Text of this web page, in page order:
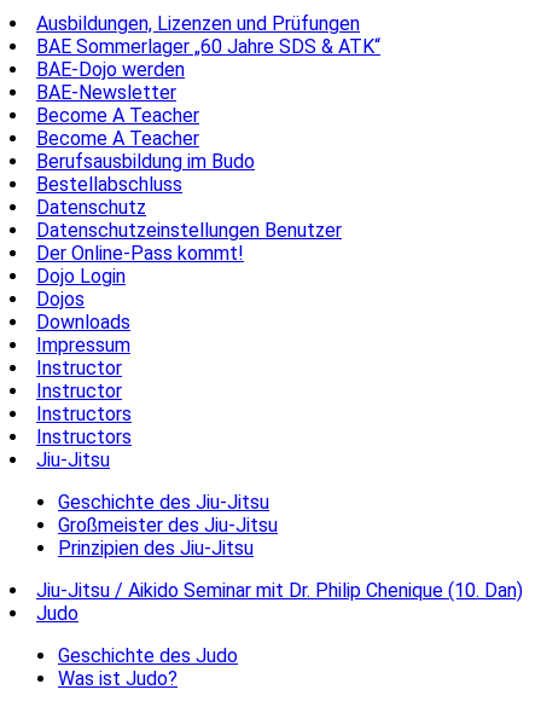
Ausbildungen, Lizenzen und Prüfungen
BAE Sommerlager „60 Jahre SDS & ATK“
BAE-Dojo werden
BAE-Newsletter
Become A Teacher
Become A Teacher
Berufsausbildung im Budo
Bestellabschluss
Datenschutz
Datenschutzeinstellungen Benutzer
Der Online-Pass kommt!
Dojo Login
Dojos
Downloads
Impressum
Instructor
Instructor
Instructors
Instructors
Jiu-Jitsu
Geschichte des Jiu-Jitsu
Großmeister des Jiu-Jitsu
Prinzipien des Jiu-Jitsu
Jiu-Jitsu / Aikido Seminar mit Dr. Philip Chenique (10. Dan)
Judo
Geschichte des Judo
Was ist Judo?